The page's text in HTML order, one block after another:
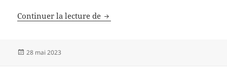
Continuer la lecture de Intelligence artificielle
Publié
28 mai 2023